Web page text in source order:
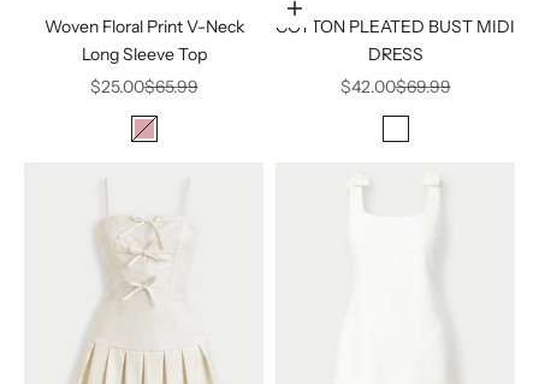
Woven Floral Print V-Neck
Long Sleeve Top
Precio de oferta
$25.00Precio normal
$65.99
Color
Blush
Elige opciones
COTTON PLEATED BUST MIDI
DRESS
Precio de oferta
$42.00Precio normal
$69.99
Off White